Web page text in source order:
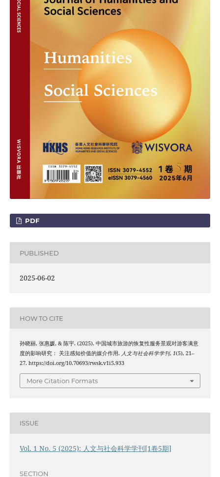
PDF
PUBLISHED
2025-06-02
HOW TO CITE
孙晓丽, 张惠媛, & 陈宇. (2025). 中国城市旅游的恢复性服务景观对游客满意
度的影响研究： 关注感知价值的媒介作用. 人文与社会科学学刊, 1(5), 21–
27. https://doi.org/10.70693/rwsk.v1i5.933
More Citation Formats
ISSUE
Vol. 1 No. 5 (2025): 人文与社会科学学刊[1卷5期]
SECTION